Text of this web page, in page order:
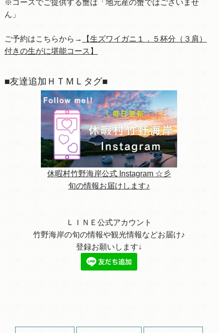
※コースでご提供する蟹は「地元産の蟹ではございませ
ん」
ご予約はこちらから→
【生ズワイガニ１．５杯分（３肩）
付きの生がに堪能コース】
■友達追加ＨＴＭＬタグ■
休暇村竹野海岸公式 Instagram ☆彡
旬の情報お届けします♪
ＬＩＮＥ公式アカウント
竹野海岸の旬の情報や観光情報などお届け♪
登録お願いします↓